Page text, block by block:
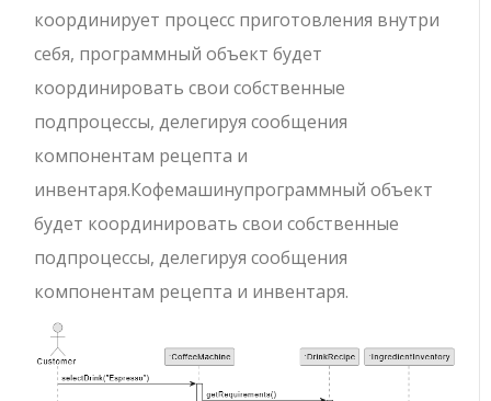
координирует процесс приготовления внутри
себя, программный объект будет
координировать свои собственные
подпроцессы, делегируя сообщения
компонентам рецепта и
инвентаря.Кофемашинупрограммный объект
будет координировать свои собственные
подпроцессы, делегируя сообщения
компонентам рецепта и инвентаря.